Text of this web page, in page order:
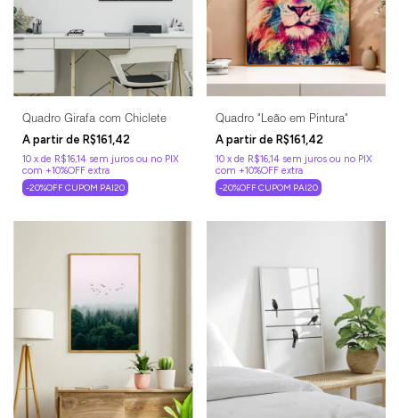
Quadro Girafa com Chiclete
R$161,42
10 x de R$16,14 sem juros
-20%OFF CUPOM PAI20
Quadro "Leão em Pintura"
R$161,42
10 x de R$16,14 sem juros
-20%OFF CUPOM PAI20